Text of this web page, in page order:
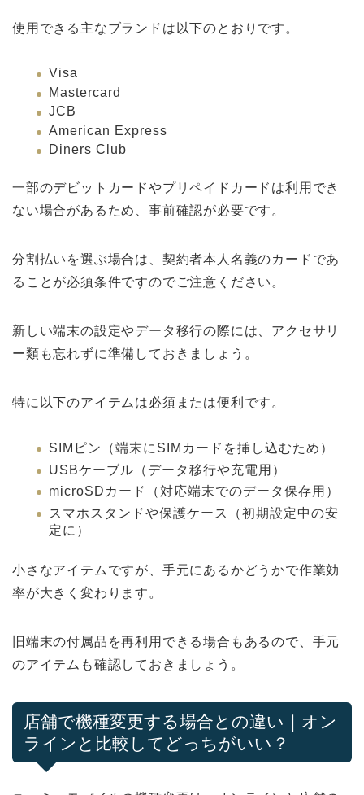
使用できる主なブランドは以下のとおりです。
Visa
Mastercard
JCB
American Express
Diners Club
一部のデビットカードやプリペイドカードは利用でき
ない場合があるため、事前確認が必要です。
分割払いを選ぶ場合は、契約者本人名義のカードであ
ることが必須条件ですのでご注意ください。
新しい端末の設定やデータ移行の際には、アクセサリ
ー類も忘れずに準備しておきましょう。
特に以下のアイテムは必須または便利です。
SIMピン（端末にSIMカードを挿し込むため）
USBケーブル（データ移行や充電用）
microSDカード（対応端末でのデータ保存用）
スマホスタンドや保護ケース（初期設定中の安
定に）
小さなアイテムですが、手元にあるかどうかで作業効
率が大きく変わります。
旧端末の付属品を再利用できる場合もあるので、手元
のアイテムも確認しておきましょう。
店舗で機種変更する場合との違い｜オン
ラインと比較してどっちがいい？